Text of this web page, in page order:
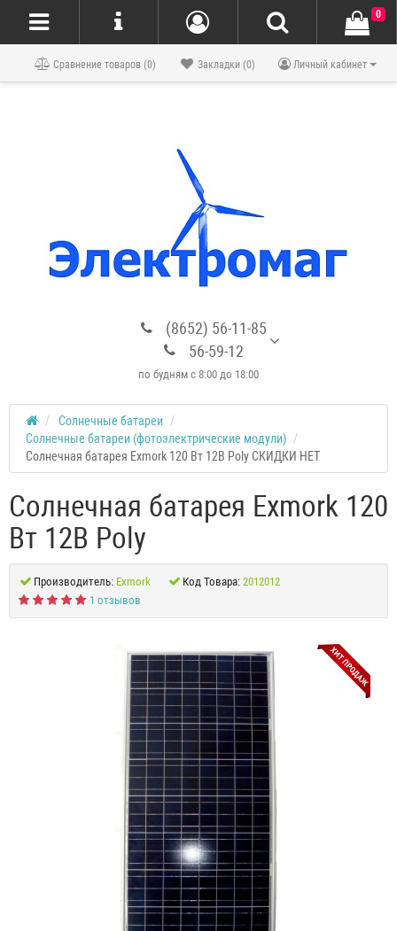
Блог
Личный кабинет
Закладки (0)
Сравнение товаров (0)
(8652) 56-11-85
56-59-12
по будням с 8:00 до 18:00
0
Солнечные батареи
Солнечные батареи (фотоэлектрические модули)
Солнечная батарея Exmork 120 Вт 12В Poly СКИДКИ НЕТ
Солнечная батарея Exmork 120
Вт 12В Poly
Производитель: Exmork Код Товара: 2012012
1 отзывов